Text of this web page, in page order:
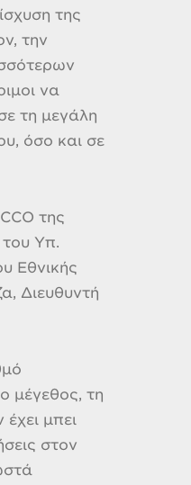
της
την
να
τη μεγάλη
όσο και σε
της
Υπ.
Εθνικής
Διευθυντή
μέγεθος, τη
μπει
στον